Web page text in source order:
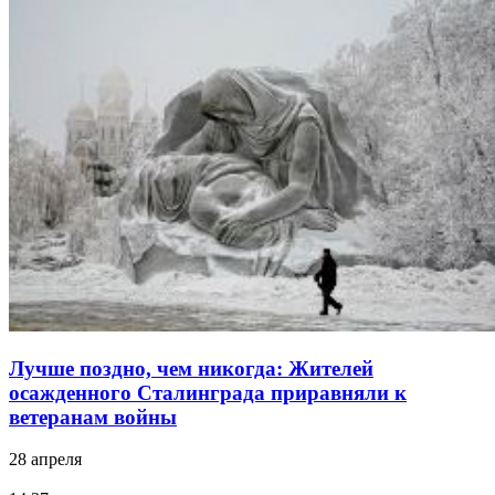
Лучше поздно, чем никогда: Жителей
осажденного Сталинграда приравняли к
ветеранам войны
28 апреля